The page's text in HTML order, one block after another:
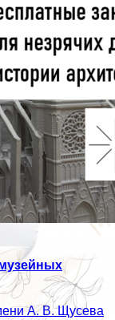
А. В. Щусева